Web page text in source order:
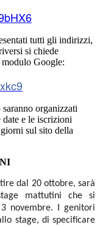
tutti gli indirizzi,
si chiede
Google:
organizzati
e le iscrizioni
sul sito della
dal 20 ottobre, sarà
mattutini che si
novembre. I genitori
stage, di specificare